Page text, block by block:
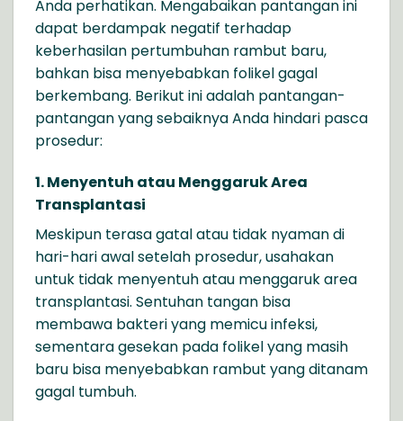
Anda perhatikan. Mengabaikan pantangan ini
dapat berdampak negatif terhadap
keberhasilan pertumbuhan rambut baru,
bahkan bisa menyebabkan folikel gagal
berkembang. Berikut ini adalah pantangan-
pantangan yang sebaiknya Anda hindari pasca
prosedur:
1. Menyentuh atau Menggaruk Area
Transplantasi
Meskipun terasa gatal atau tidak nyaman di
hari-hari awal setelah prosedur, usahakan
untuk tidak menyentuh atau menggaruk area
transplantasi. Sentuhan tangan bisa
membawa bakteri yang memicu infeksi,
sementara gesekan pada folikel yang masih
baru bisa menyebabkan rambut yang ditanam
gagal tumbuh.